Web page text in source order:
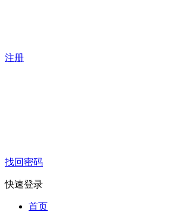
注册
找回密码
快速登录
首页